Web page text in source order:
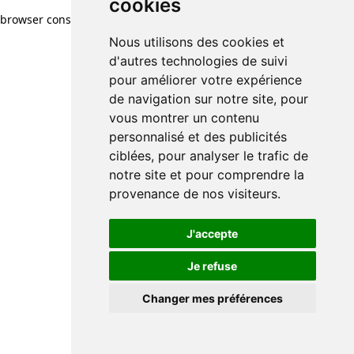
cookies
Nous utilisons des cookies et
d'autres technologies de suivi
pour améliorer votre expérience
de navigation sur notre site, pour
vous montrer un contenu
personnalisé et des publicités
ciblées, pour analyser le trafic de
notre site et pour comprendre la
provenance de nos visiteurs.
J'accepte
Je refuse
Changer mes préférences
browser console for more information)